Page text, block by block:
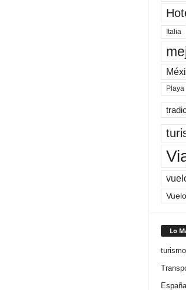
Italia
Playa
Lo
turismo
España